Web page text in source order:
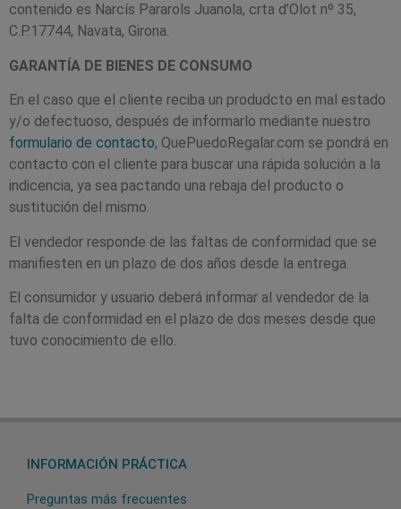
contenido es Narcís Pararols Juanola, crta d’Olot nº 35,
C.P.17744, Navata, Girona.
GARANTÍA DE BIENES DE CONSUMO
En el caso que el cliente reciba un produdcto en mal estado
y/o defectuoso, después de informarlo mediante nuestro
formulario de contacto, QuePuedoRegalar.com se pondrá en
contacto con el cliente para buscar una rápida solución a la
indicencia, ya sea pactando una rebaja del producto o
sustitución del mismo.
El vendedor responde de las faltas de conformidad que se
manifiesten en un plazo de dos años desde la entrega.
El consumidor y usuario deberá informar al vendedor de la
falta de conformidad en el plazo de dos meses desde que
tuvo conocimiento de ello.
INFORMACIÓN PRÁCTICA
Preguntas más frecuentes